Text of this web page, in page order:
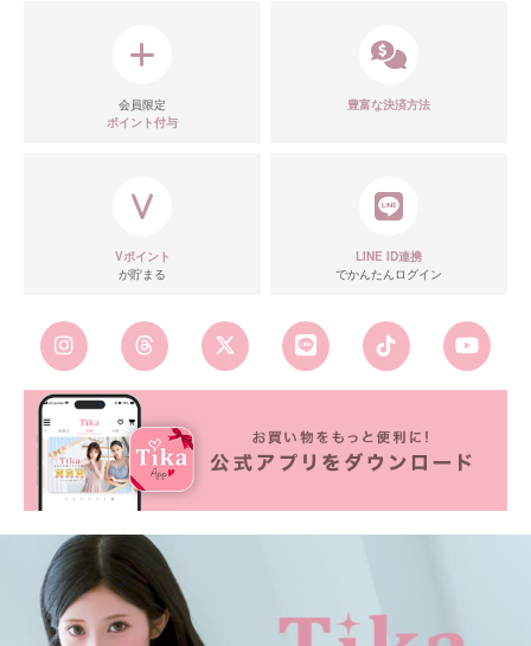
会員限定
ポイント付与
豊富な決済方法
Vポイント
が貯まる
LINE ID連携
でかんたんログイン